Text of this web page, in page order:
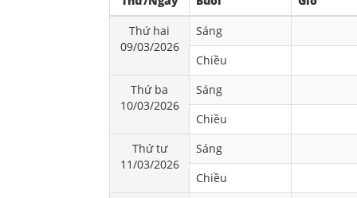
Thứ hai
09/03/2026
Sáng
Chiều
Thứ ba
10/03/2026
Sáng
Chiều
Thứ tư
11/03/2026
Sáng
Chiều